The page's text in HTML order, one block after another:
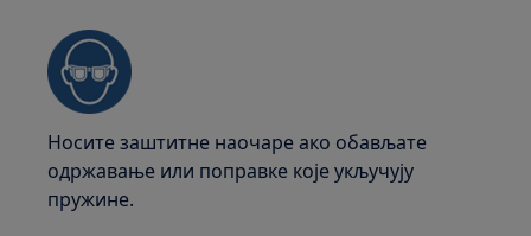
Носите заштитне наочаре ако обављате
одржавање или поправке које укључују
пружине.